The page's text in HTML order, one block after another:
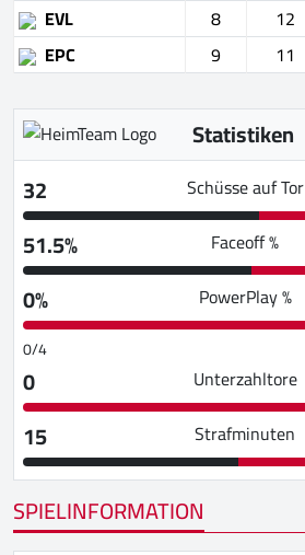
EVL
8 12
EPC
9 11
Statistiken
32
Schüsse auf Tor
51.5%
Faceoff %
0%
PowerPlay %
0/4
0 Unterzahltore
15
Strafminuten
SPIELINFORMATION